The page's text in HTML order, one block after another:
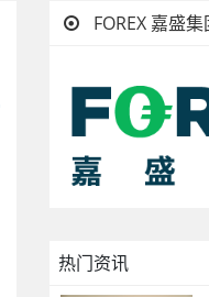
FOREX 嘉盛集
热门资讯